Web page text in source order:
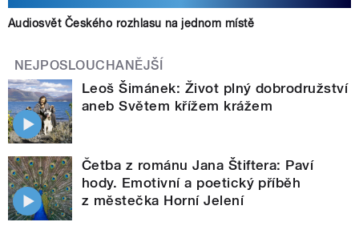
Audiosvět Českého rozhlasu na jednom místě
NEJPOSLOUCHANĚJŠÍ
Leoš Šimánek: Život plný dobrodružství
aneb Světem křížem krážem
Četba z románu Jana Štiftera: Paví
hody. Emotivní a poetický příběh
z městečka Horní Jelení